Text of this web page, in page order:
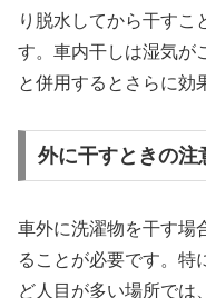
り脱水してから干すこ
す。車内干しは湿気が
と併用するとさらに効
外に干すときの注
車外に洗濯物を干す場
ることが必要です。特
ど人目が多い場所では